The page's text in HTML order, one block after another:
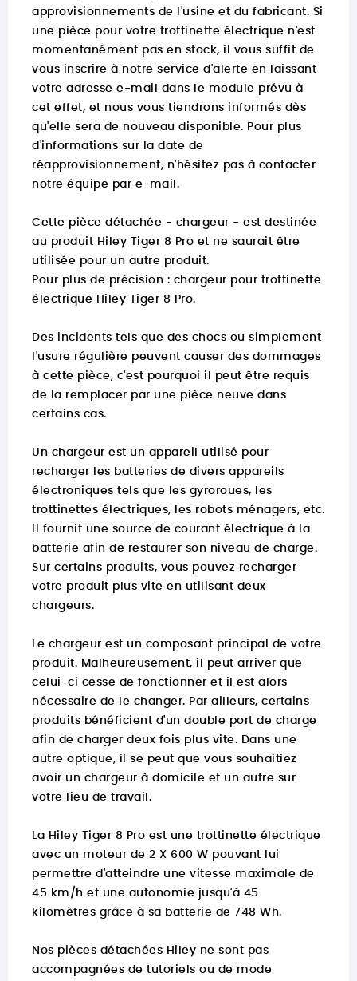
approvisionnements de l'usine et du fabricant. Si
une pièce pour votre trottinette électrique n'est
momentanément pas en stock, il vous suffit de
vous inscrire à notre service d'alerte en laissant
votre adresse e-mail dans le module prévu à
cet effet, et nous vous tiendrons informés dès
qu'elle sera de nouveau disponible. Pour plus
d'informations sur la date de
réapprovisionnement, n'hésitez pas à contacter
notre équipe par e-mail.
Cette pièce détachée - chargeur - est destinée
au produit Hiley Tiger 8 Pro et ne saurait être
utilisée pour un autre produit.
Pour plus de précision : chargeur pour trottinette
électrique Hiley Tiger 8 Pro.
Des incidents tels que des chocs ou simplement
l'usure régulière peuvent causer des dommages
à cette pièce, c'est pourquoi il peut être requis
de la remplacer par une pièce neuve dans
certains cas.
Un chargeur est un appareil utilisé pour
recharger les batteries de divers appareils
électroniques tels que les gyroroues, les
trottinettes électriques, les robots ménagers, etc.
Il fournit une source de courant électrique à la
batterie afin de restaurer son niveau de charge.
Sur certains produits, vous pouvez recharger
votre produit plus vite en utilisant deux
chargeurs.
Le chargeur est un composant principal de votre
produit. Malheureusement, il peut arriver que
celui-ci cesse de fonctionner et il est alors
nécessaire de le changer. Par ailleurs, certains
produits bénéficient d'un double port de charge
afin de charger deux fois plus vite. Dans une
autre optique, il se peut que vous souhaitiez
avoir un chargeur à domicile et un autre sur
votre lieu de travail.
La Hiley Tiger 8 Pro est une trottinette électrique
avec un moteur de 2 X 600 W pouvant lui
permettre d'atteindre une vitesse maximale de
45 km/h et une autonomie jusqu'à 45
kilomètres grâce à sa batterie de 748 Wh.
Nos pièces détachées Hiley ne sont pas
accompagnées de tutoriels ou de mode